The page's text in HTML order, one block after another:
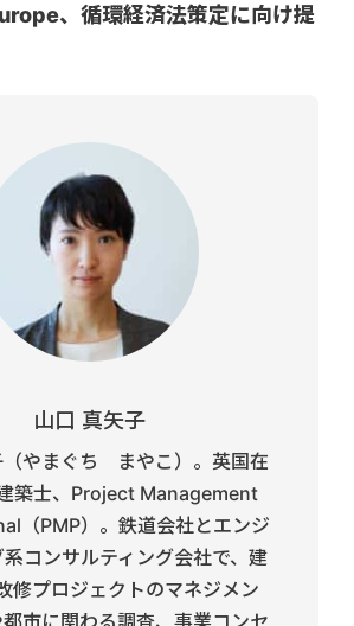
、循環経済法策定に向け提
山口 真矢子
（やまぐち まやこ）。英国在
築士、Project Management
（PMP）。鉄道会社とエンジ
コンサルティング会社で、建
修プロジェクトのマネジメン
都市に関わる調査、事業コンセ